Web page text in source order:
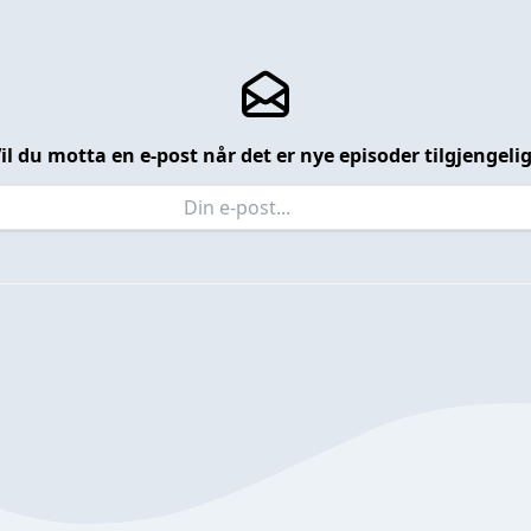
du motta en e-post når det er nye episoder